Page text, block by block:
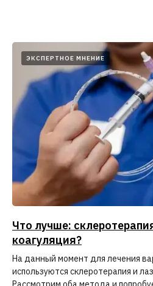
ЭКСПЕРТНОЕ МНЕНИЕ
Что лучше:
коагуляция?
На данный момент для лечения
используются склеротерапия и